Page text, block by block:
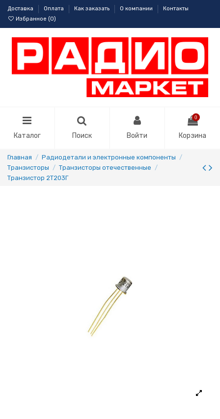
Доставка Оплата Как заказать О компании
Контакты
Избранное (0)
Каталог Поиск Войти
0
Корзина
Главная
Радиодетали и электронные компоненты
Транзисторы
Транзисторы отечественные
Транзистор 2Т203Г